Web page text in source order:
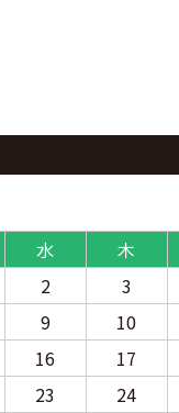
水 木
2 3
9 10
16 17
23 24